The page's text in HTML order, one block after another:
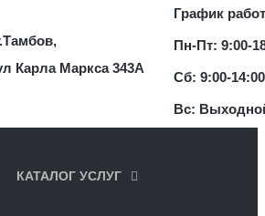
Карла Маркса 343А
График
Пн-Пт: 9:00-
Сб: 9:00-14:00
Вс:
КАТАЛОГ УСЛУГ